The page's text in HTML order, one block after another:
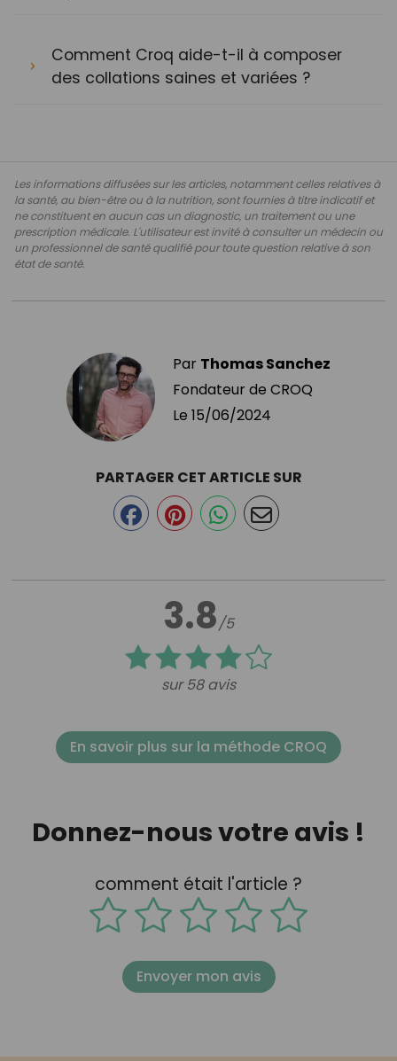
Comment Croq aide-t-il à composer
des collations saines et variées ?
Les informations diffusées sur les articles, notamment celles relatives à
la santé, au bien-être ou à la nutrition, sont fournies à titre indicatif et
ne constituent en aucun cas un diagnostic, un traitement ou une
prescription médicale. L'utilisateur est invité à consulter un médecin ou
un professionnel de santé qualifié pour toute question relative à son
état de santé.
Par Thomas Sanchez
Fondateur de CROQ
Le 15/06/2024
3.8/5
sur 58 avis
PARTAGER CET ARTICLE SUR
En savoir plus sur la méthode CROQ
Donnez-nous votre avis !
comment était l'article ?
Envoyer mon avis